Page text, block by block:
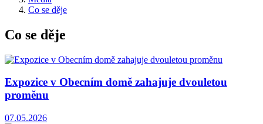
Co se děje
Co se děje
Expozice v Obecním domě zahajuje dvouletou
proměnu
07.05.2026